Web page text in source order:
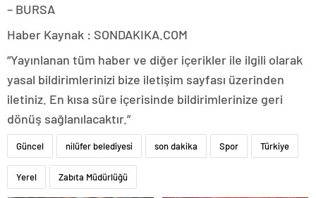
– BURSA
Haber Kaynak : SONDAKIKA.COM
“Yayınlanan tüm haber ve diğer içerikler ile ilgili olarak
yasal bildirimlerinizi bize iletişim sayfası üzerinden
iletiniz. En kısa süre içerisinde bildirimlerinize geri
dönüş sağlanılacaktır.”
Güncel nilüfer belediyesi son dakika Spor Türkiye
Yerel Zabıta Müdürlüğü